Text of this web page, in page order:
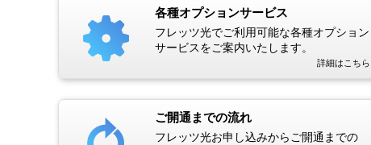
各種オプションサービス
フレッツ光でご利用可能な各種オプション
サービスをご案内いたします。
詳細はこちら
ご開通までの流れ
フレッツ光お申し込みからご開通までの